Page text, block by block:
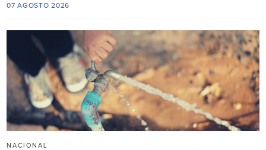
07 AGOSTO 2026
NACIONAL